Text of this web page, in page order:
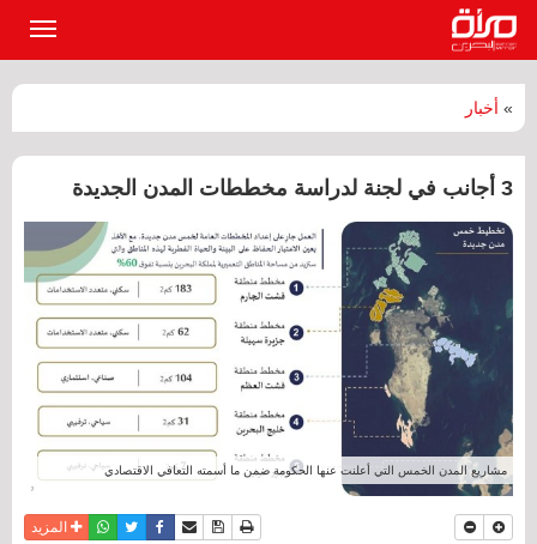
» أخبار
3 أجانب في لجنة لدراسة مخططات المدن الجديدة
مشاريع المدن الخمس التي أعلنت عنها الحكومة ضمن ما أسمته التعافي الاقتصادي
نسخة للطباعة
حفظ الموضوع
أرسل الى صديق
فيسبوكتويترواتسابالمزيد